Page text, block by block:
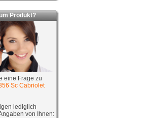
Produkt?
eine Frage zu
Sc Cabriolet
lediglich
von Ihnen: